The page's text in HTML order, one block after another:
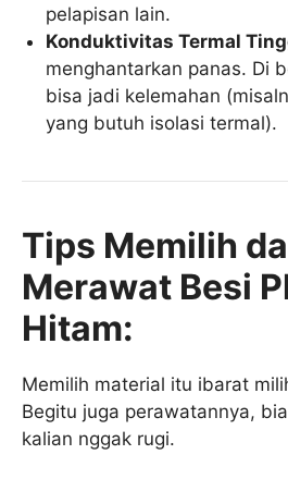
pelapisan lain.
Konduktivitas Termal
menghantarkan panas. Di
bisa jadi kelemahan
yang butuh isolasi termal).
Tips Memilih
Merawat Besi
Hitam:
Memilih material itu ibarat
Begitu juga perawatannya,
kalian nggak rugi.